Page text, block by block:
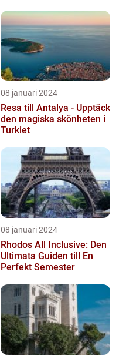
08 januari 2024
Resa till Antalya - Upptäck
den magiska skönheten i
Turkiet
08 januari 2024
Rhodos All Inclusive: Den
Ultimata Guiden till En
Perfekt Semester